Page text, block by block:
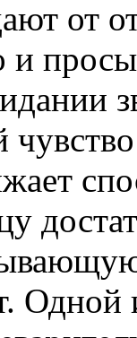
от
и
Одной